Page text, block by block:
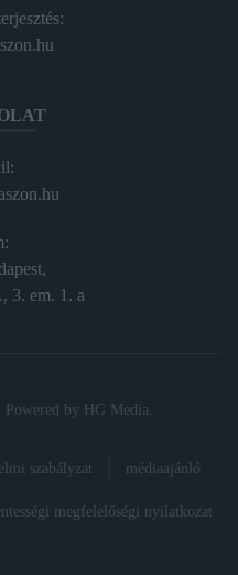
3. em. 1. a
by HG Media
szabályzat médiaajánló
megfelelőségi nyilatkozat